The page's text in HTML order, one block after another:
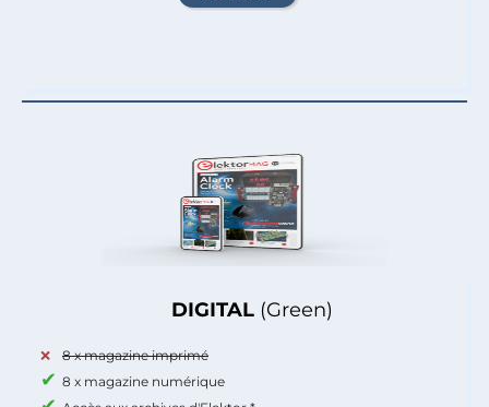
DIGITAL (Green)
8 x magazine imprimé
8 x magazine numérique